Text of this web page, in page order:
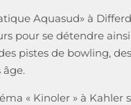
Aquasud» à
pour se détendre
pistes de bowling,
« Kinoler » à Kahler